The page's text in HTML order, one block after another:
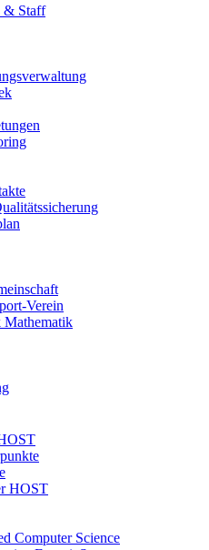
& Staff
Verein
HOST
Computer Science